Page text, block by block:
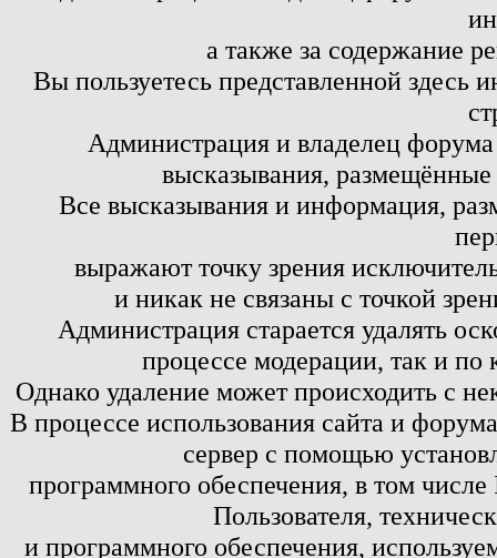
а также за содержание
Вы пользуетесь представленной здесь
Администрация и владелец
высказывания,
Все высказывания и информация,
выражают точку зрения
и никак не связаны с точкой
Администрация старается удалять
процессе модерации, так и по
Однако удаление может происходить с
В процессе использования сайта и
сервер с помощью
программного обеспечения, в том
Пользователя,
и программного обеспечения,